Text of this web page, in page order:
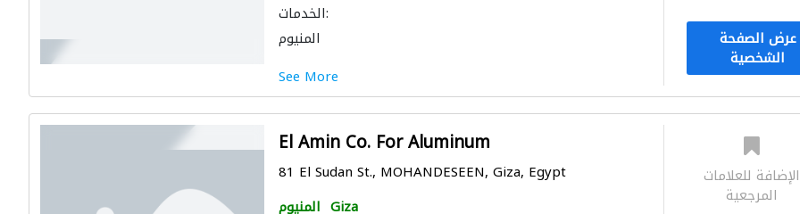
الخدمات:
المنيوم
See More
عرض الصفحة
الشخصية
El Amin Co. For Aluminum
81 El Sudan St., MOHANDESEEN, Giza, Egypt
المنيوم Giza
الإضافة للعلامات
المرجعية